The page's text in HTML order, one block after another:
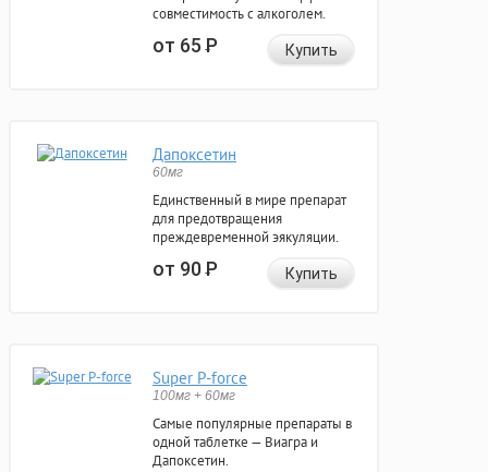
совместимость с алкоголем.
от 65Р Купить
Дапоксетин
60мг
Единственный в мире препарат
для предотвращения
преждевременной эякуляции.
от 90Р Купить
Super P-force
100мг + 60мг
Самые популярные препараты в
одной таблетке — Виагра и
Дапоксетин.